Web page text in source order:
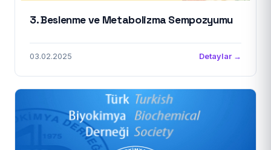
3. Beslenme ve Metabolizma Sempozyumu
03.02.2025 Detaylar →